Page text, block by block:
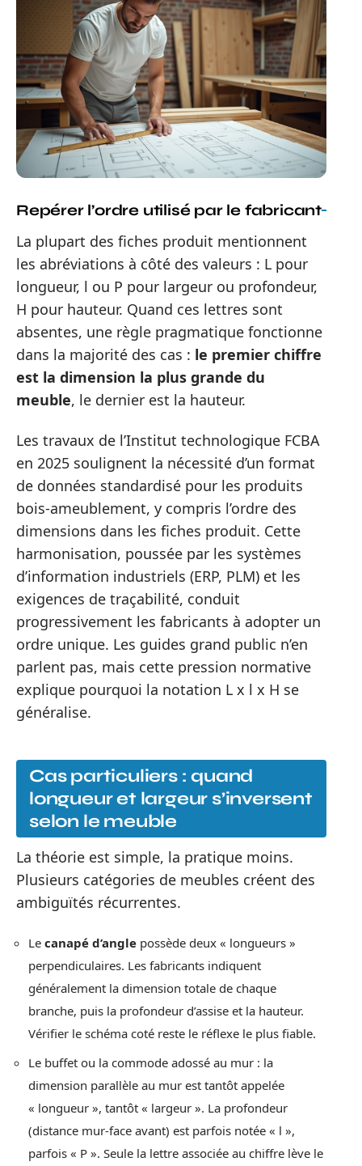
Repérer l’ordre utilisé par le fabricant
La plupart des fiches produit mentionnent
les abréviations à côté des valeurs : L pour
longueur, l ou P pour largeur ou profondeur,
H pour hauteur. Quand ces lettres sont
absentes, une règle pragmatique fonctionne
dans la majorité des cas : le premier chiffre
est la dimension la plus grande du
meuble, le dernier est la hauteur.
Les travaux de l’Institut technologique FCBA
en 2025 soulignent la nécessité d’un format
de données standardisé pour les produits
bois-ameublement, y compris l’ordre des
dimensions dans les fiches produit. Cette
harmonisation, poussée par les systèmes
d’information industriels (ERP, PLM) et les
exigences de traçabilité, conduit
progressivement les fabricants à adopter un
ordre unique. Les guides grand public n’en
parlent pas, mais cette pression normative
explique pourquoi la notation L x l x H se
généralise.
Cas particuliers : quand
longueur et largeur s’inversent
selon le meuble
La théorie est simple, la pratique moins.
Plusieurs catégories de meubles créent des
ambiguïtés récurrentes.
Le canapé d’angle possède deux « longueurs »
perpendiculaires. Les fabricants indiquent
généralement la dimension totale de chaque
branche, puis la profondeur d’assise et la hauteur.
Vérifier le schéma coté reste le réflexe le plus fiable.
Le buffet ou la commode adossé au mur : la
dimension parallèle au mur est tantôt appelée
« longueur », tantôt « largeur ». La profondeur
(distance mur-face avant) est parfois notée « l »,
parfois « P ». Seule la lettre associée au chiffre lève le